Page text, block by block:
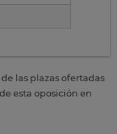
las plazas ofertadas
esta oposición en